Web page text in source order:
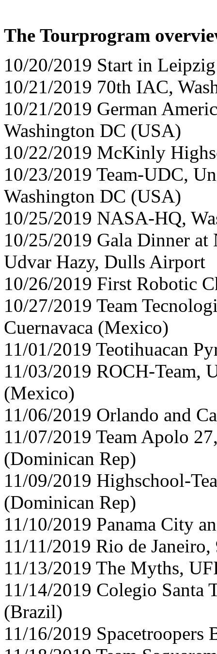
The Tourprogram
10/20/2019 Start in
10/21/2019 70th IAC,
10/21/2019 German
Washington DC (USA)
10/22/2019 McKinly
10/23/2019 Team-UDC,
Washington DC (USA)
10/25/2019 NASA-HQ,
10/25/2019 Gala Dinner
Udvar Hazy, Dulls Airport
10/26/2019 First Robotic
10/27/2019 Team
Cuernavaca (Mexico)
11/01/2019 Teotihuacan
11/03/2019 ROCH-Team,
(Mexico)
11/06/2019 Orlando and
11/07/2019 Team Apolo
(Dominican Rep)
11/09/2019 Highschool-
(Dominican Rep)
11/10/2019 Panama City
11/11/2019 Rio de
11/13/2019 The Myths,
11/14/2019 Colegio Santa
(Brazil)
11/16/2019 Spacetroopers